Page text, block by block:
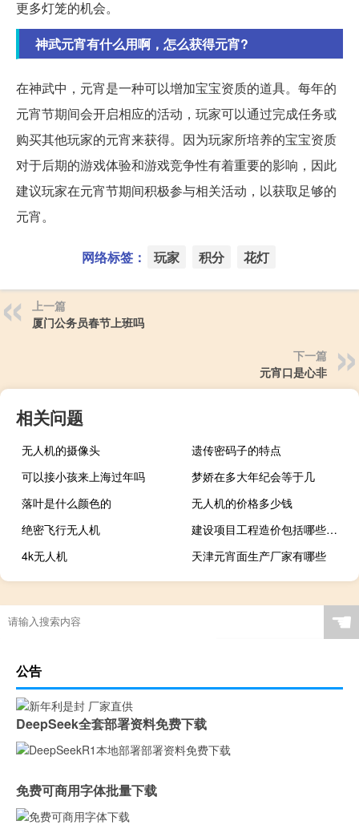
更多灯笼的机会。
神武元宵有什么用啊，怎么获得元宵?
在神武中，元宵是一种可以增加宝宝资质的道具。每年的
元宵节期间会开启相应的活动，玩家可以通过完成任务或
购买其他玩家的元宵来获得。因为玩家所培养的宝宝资质
对于后期的游戏体验和游戏竞争性有着重要的影响，因此
建议玩家在元宵节期间积极参与相关活动，以获取足够的
元宵。
网络标签： 玩家 积分 花灯
上一篇
厦门公务员春节上班吗
下一篇
元宵口是心非
相关问题
无人机的摄像头
遗传密码子的特点
可以接小孩来上海过年吗
梦娇在多大年纪会等于几
落叶是什么颜色的
无人机的价格多少钱
绝密飞行无人机
建设项目工程造价包括哪些内容
4k无人机
天津元宵面生产厂家有哪些
☚
公告
DeepSeek全套部署资料免费下载
免费可商用字体批量下载